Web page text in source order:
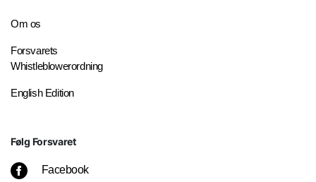
Om os
Forsvarets
Whistleblowerordning
English Edition
Følg Forsvaret
Facebook